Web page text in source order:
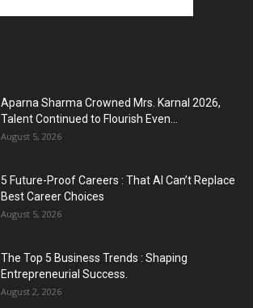
Aparna Sharma Crowned Mrs. Karnal 2026,
Talent Continued to Flourish Even...
August 5, 2026
5 Future-Proof Careers : That AI Can’t Replace
Best Career Choices
August 5, 2026
The Top 5 Business Trends : Shaping
Entrepreneurial Success.
August 2, 2026